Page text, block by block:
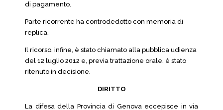
di pagamento.
Parte ricorrente ha controdedotto con memoria di
replica.
Il ricorso, infine, è stato chiamato alla pubblica udienza
del 12 luglio 2012 e, previa trattazione orale, è stato
ritenuto in decisione.
DIRITTO
La difesa della Provincia di Genova eccepisce in via